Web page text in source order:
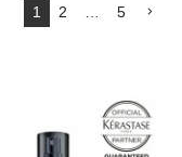
1 2 5